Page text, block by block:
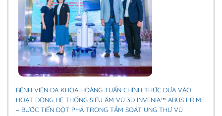
BỆNH VIỆN ĐA KHOA HOÀNG TUẤN CHÍNH THỨC ĐƯA VÀO
HOẠT ĐỘNG HỆ THỐNG SIÊU ÂM VÚ 3D INVENIA™ ABUS PRIME
– BƯỚC TIẾN ĐỘT PHÁ TRONG TẦM SOÁT UNG THƯ VÚ